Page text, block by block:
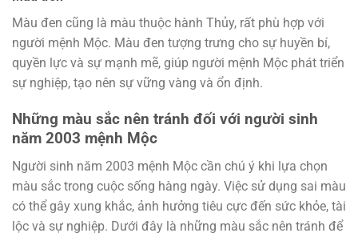
Màu đen cũng là màu thuộc hành Thủy, rất phù hợp với
người mệnh Mộc. Màu đen tượng trưng cho sự huyền bí,
quyền lực và sự mạnh mẽ, giúp người mệnh Mộc phát triển
sự nghiệp, tạo nên sự vững vàng và ổn định.
Những màu sắc nên tránh đối với người sinh
năm 2003 mệnh Mộc
Người sinh năm 2003 mệnh Mộc cần chú ý khi lựa chọn
màu sắc trong cuộc sống hàng ngày. Việc sử dụng sai màu
có thể gây xung khắc, ảnh hưởng tiêu cực đến sức khỏe, tài
lộc và sự nghiệp. Dưới đây là những màu sắc nên tránh để